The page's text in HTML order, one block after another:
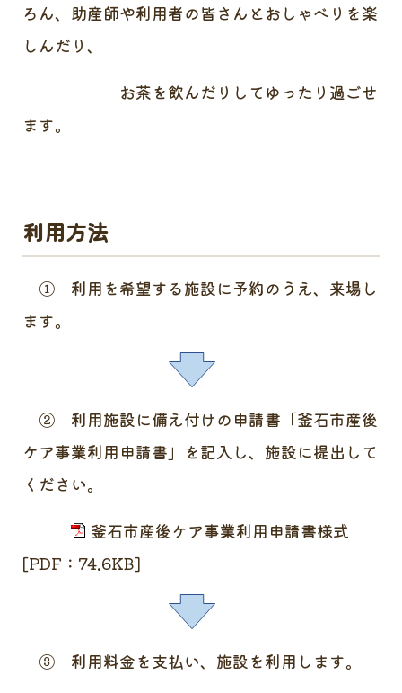
ろん、助産師や利用者の皆さんとおしゃべりを楽
しんだり、
お茶を飲んだりしてゆったり過ごせ
ます。
利用方法
① 利用を希望する施設に予約のうえ、来場し
ます。
② 利用施設に備え付けの申請書「釜石市産後
ケア事業利用申請書」を記入し、施設に提出して
ください。
釜石市産後ケア事業利用申請書様式
[PDF：74.6KB]
③ 利用料金を支払い、施設を利用します。